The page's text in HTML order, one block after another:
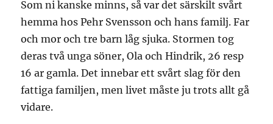
Som ni kanske minns, så var det särskilt svårt
hemma hos Pehr Svensson och hans familj. Far
och mor och tre barn låg sjuka. Stormen tog
deras två unga söner, Ola och Hindrik, 26 resp
16 ar gamla. Det innebar ett svårt slag för den
fattiga familjen, men livet måste ju trots allt gå
vidare.